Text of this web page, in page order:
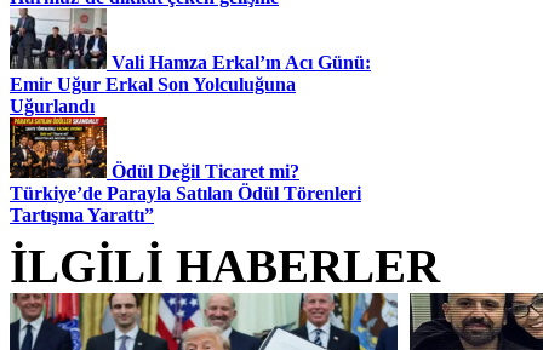
Vali Hamza Erkal’ın Acı Günü:
Emir Uğur Erkal Son Yolculuğuna
Uğurlandı
Ödül Değil Ticaret mi?
Türkiye’de Parayla Satılan Ödül Törenleri
Tartışma Yarattı”
İLGİLİ HABERLER